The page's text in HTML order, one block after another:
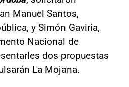
Manuel Santos,
y Simón Gaviria,
Nacional de
dos propuestas
La Mojana.